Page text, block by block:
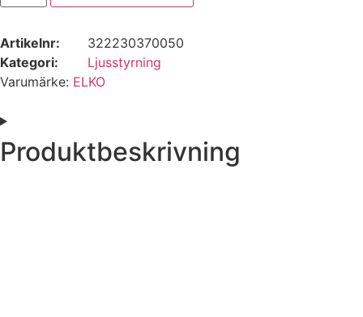
Artikelnr:
322230370050
Kategori:
Ljusstyrning
Varumärke: ELKO
Produktbeskrivning